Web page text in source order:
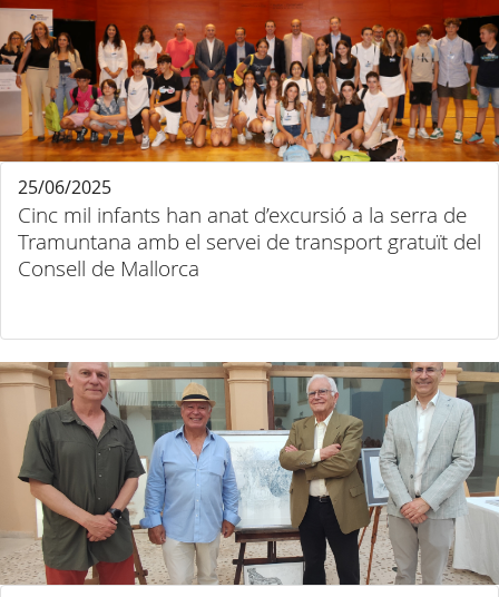
Cinc mil infants han anat d’excursió a la serra de
Tramuntana amb el servei de transport gratuït del
Consell de Mallorca
25/06/2025